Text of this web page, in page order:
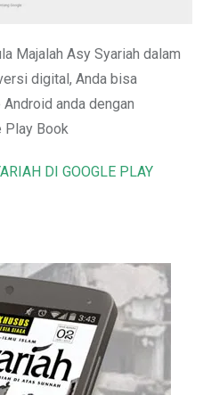
Majalah Asy Syariah dalam
digital, Anda bisa
anda dengan
Play Book
DI GOOGLE PLAY